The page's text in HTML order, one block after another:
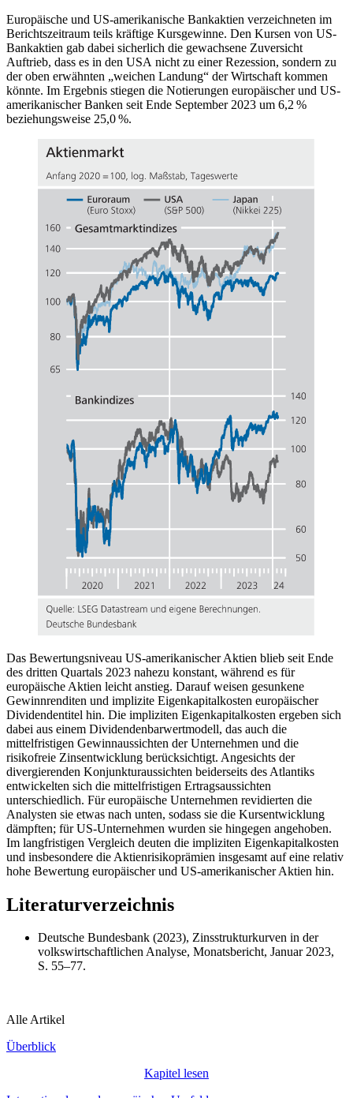
Europäische und US-amerikanische Bankaktien verzeichneten im
Berichtszeitraum teils kräftige Kursgewinne. Den Kursen von US-
Bankaktien gab dabei sicherlich die gewachsene Zuversicht
Auftrieb, dass es in den USA nicht zu einer Rezession, sondern zu
der oben erwähnten „weichen Landung“ der Wirtschaft kommen
könnte. Im Ergebnis stiegen die Notierungen europäischer und US-
amerikanischer Banken seit Ende September 2023 um 6,2 %
beziehungsweise 25,0 %.
Das Bewertungsniveau US-amerikanischer Aktien blieb seit Ende
des dritten Quartals 2023 nahezu konstant, während es für
europäische Aktien leicht anstieg. Darauf weisen gesunkene
Gewinnrenditen und implizite Eigenkapitalkosten europäischer
Dividendentitel hin. Die impliziten Eigenkapitalkosten ergeben sich
dabei aus einem Dividendenbarwertmodell, das auch die
mittelfristigen Gewinnaussichten der Unternehmen und die
risikofreie Zinsentwicklung berücksichtigt. Angesichts der
divergierenden Konjunkturaussichten beiderseits des Atlantiks
entwickelten sich die mittelfristigen Ertragsaussichten
unterschiedlich. Für europäische Unternehmen revidierten die
Analysten sie etwas nach unten, sodass sie die Kursentwicklung
dämpften; fürUS-Unternehmen wurden sie hingegen angehoben.
Im langfristigen Vergleich deuten die impliziten Eigenkapitalkosten
und insbesondere die Aktienrisikoprämien insgesamt auf eine relativ
hohe Bewertung europäischer und US-amerikanischer Aktien hin.
Literaturverzeichnis
Deutsche Bundesbank (2023), Zinsstrukturkurven in der
volkswirtschaftlichen Analyse, Monatsbericht, Januar 2023,
S. 55–77.
Alle Artikel
Überblick
Kapitel lesen